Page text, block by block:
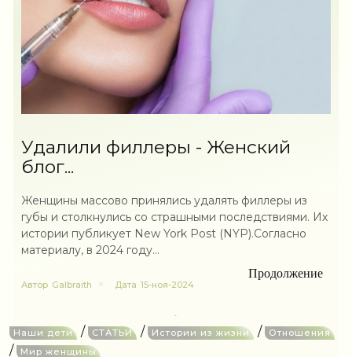
Удалили филлеры - Женский
блог...
Женщины массово принялись удалять филлеры из
губы и столкнулись со страшными последствиями. Их
истории публикует New York Post (NYP).Согласно
материалу, в 2024 году...
Продолжение
Автор Galbraith Дата 15-ноя-2024
Наши дети / СТАТЬИ / Истории из жизни / Отношения
/ Мир женщины